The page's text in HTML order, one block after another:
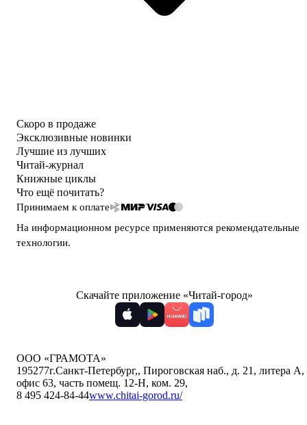
Скоро в продаже
Эксклюзивные новинки
Лучшие из лучших
Читай-журнал
Книжные циклы
Что ещё почитать?
Принимаем к оплате
На информационном ресурсе применяются рекомендательные
технологии.
Скачайте приложение «Читай-город»
ООО «ГРАМОТА»
195277г.Санкт-Петербург,, Пироговская наб., д. 21, литера А,
офис 63, часть помещ. 12-Н, ком. 29,
8 495 424-84-44www.chitai-gorod.ru/